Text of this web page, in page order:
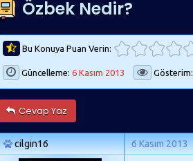
Özbek Nedir?
Bu Konuya Puan Verin:
Güncelleme: 6 Kasım 2013 Gösterim:
Cevap Yaz
cilgin16 6 Kasım 2013